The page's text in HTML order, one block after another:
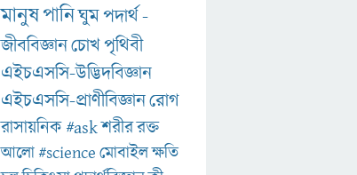
মানুষপানিঘুমপদার্থ-
জীববিজ্ঞানচোখপৃথিবী
এইচএসসি-উদ্ভিদবিজ্ঞান
এইচএসসি-প্রাণীবিজ্ঞানরোগ
রাসায়নিক#askশরীররক্ত
আলো#scienceমোবাইলক্ষতি